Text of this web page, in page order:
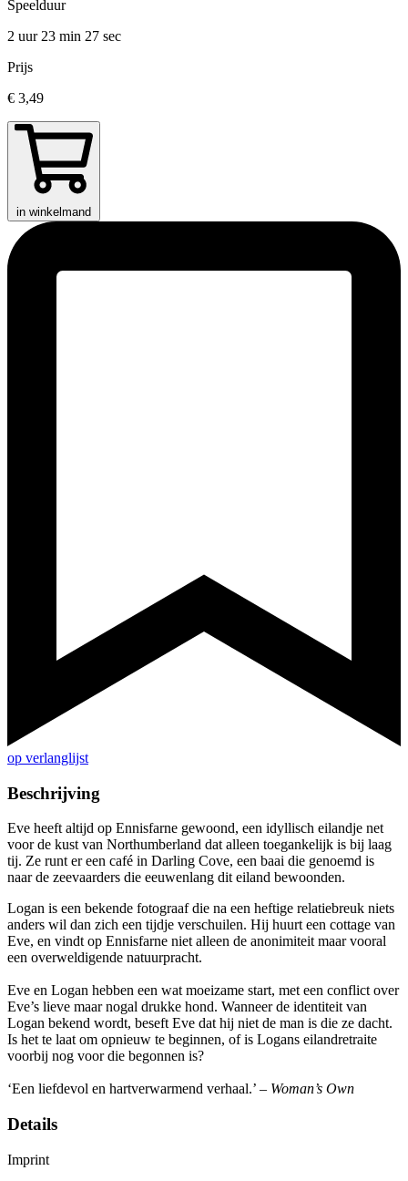
Speelduur
2 uur 23 min 27 sec
Prijs
€ 3,49
in winkelmand
op verlanglijst
Beschrijving
Eve heeft altijd op Ennisfarne gewoond, een idyllisch eilandje net
voor de kust van Northumberland dat alleen toegankelijk is bij laag
tij. Ze runt er een café in Darling Cove, een baai die genoemd is
naar de zeevaarders die eeuwenlang dit eiland bewoonden.
Logan is een bekende fotograaf die na een heftige relatiebreuk niets
anders wil dan zich een tijdje verschuilen. Hij huurt een cottage van
Eve, en vindt op Ennisfarne niet alleen de anonimiteit maar vooral
een overweldigende natuurpracht.
Eve en Logan hebben een wat moeizame start, met een conflict over
Eve’s lieve maar nogal drukke hond. Wanneer de identiteit van
Logan bekend wordt, beseft Eve dat hij niet de man is die ze dacht.
Is het te laat om opnieuw te beginnen, of is Logans eilandretraite
voorbij nog voor die begonnen is?
‘Een liefdevol en hartverwarmend verhaal.’ – Woman’s Own
Details
Imprint